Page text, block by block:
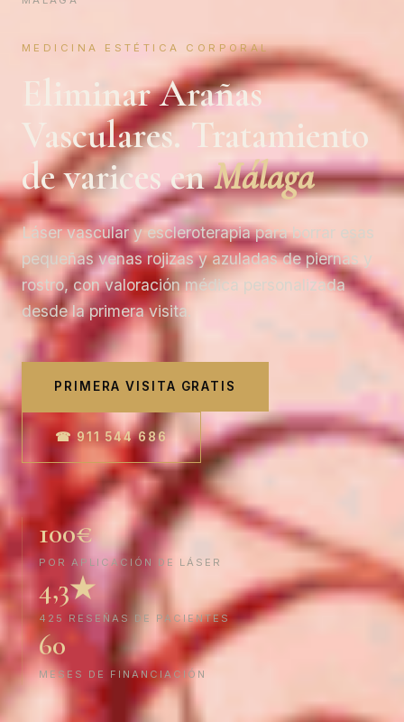
MEDICINA ESTÉTICA CORPORAL
Eliminar Arañas
Vasculares. Tratamiento
de varices enMálaga
Láser vascular y escleroterapia para borrar esas
pequeñas venas rojizas y azuladas de piernas y
rostro, con valoración médica personalizada
desde la primera visita.
PRIMERA VISITA GRATIS
☎ 911 544 686
100€
POR APLICACIÓN DE LÁSER
4,3★
425 RESEÑAS DE PACIENTES
60
MESES DE FINANCIACIÓN